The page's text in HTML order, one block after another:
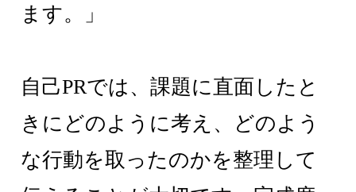
ます。」
自己PRでは、課題に直面したと
きにどのように考え、どのよう
な行動を取ったのかを整理して